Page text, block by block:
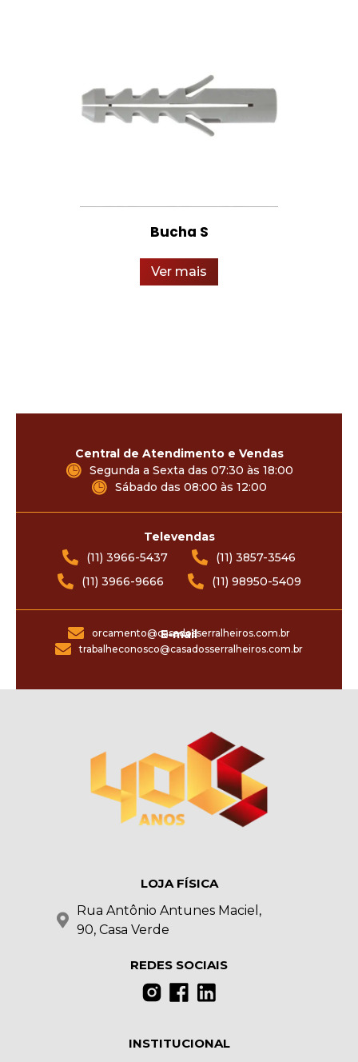
Bucha S
Ver mais
Central de Atendimento e Vendas
Segunda a Sexta das 07:30 às 18:00
Sábado das 08:00 às 12:00
Televendas
(11) 3966-5437
(11) 3857-3546
(11) 3966-9666
(11) 98950-5409
E-mail
orcamento@casadosserralheiros.com.br
trabalheconosco@casadosserralheiros.com.br
LOJA FÍSICA
Rua Antônio Antunes Maciel,
90, Casa Verde
REDES SOCIAIS
INSTITUCIONAL